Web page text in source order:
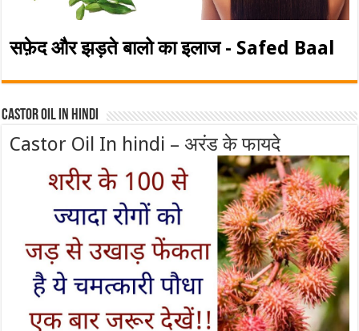
सफ़ेद और झड़ते बालो का इलाज - Safed Baal
Castor Oil In Hindi
Castor Oil In hindi – अरंड के फायदे